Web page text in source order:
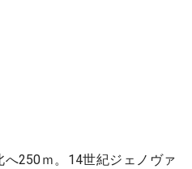
250ｍ。14世紀ジェノヴァ